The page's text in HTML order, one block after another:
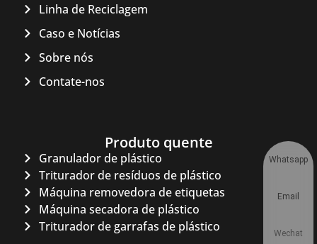
Linha de Reciclagem
Caso e Notícias
Sobre nós
Contate-nos
Produto quente
Granulador de plástico
Triturador de resíduos de plástico
Máquina removedora de etiquetas
Máquina secadora de plástico
Triturador de garrafas de plástico
Whatsapp
Email
Wechat